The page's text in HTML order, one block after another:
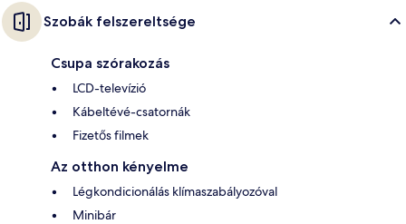
Szobák felszereltsége
Csupa szórakozás
LCD-televízió
Kábeltévé-csatornák
Fizetős filmek
Az otthon kényelme
Légkondicionálás klímaszabályozóval
Minibár